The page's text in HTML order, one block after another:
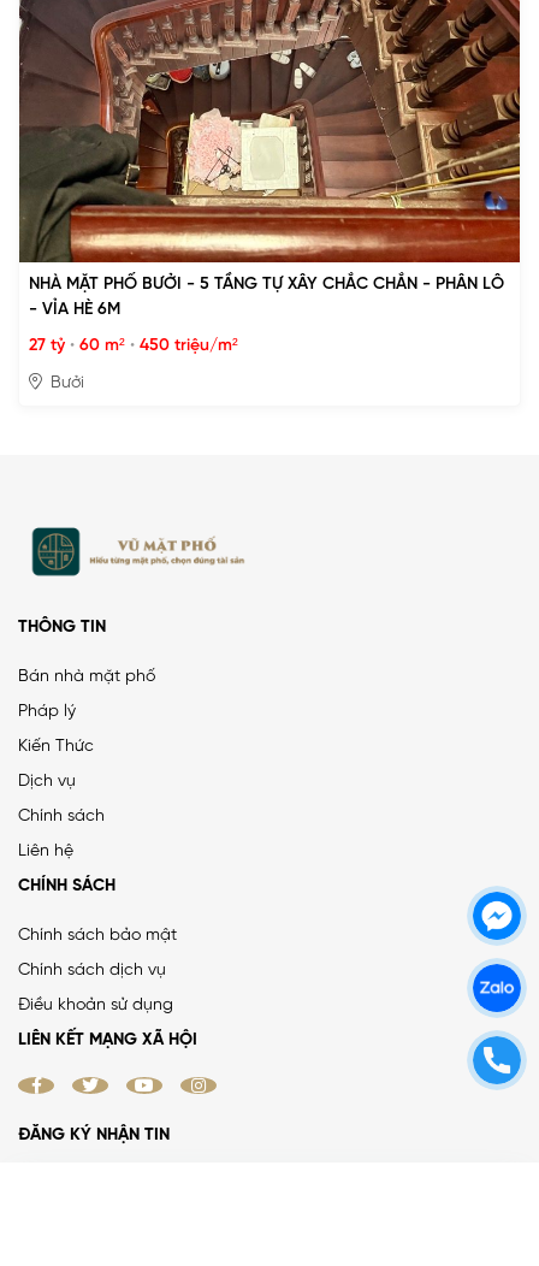
NHÀ MẶT PHỐ BƯỞI - 5 TẦNG TỰ XÂY CHẮC CHẮN - PHÂN LÔ
- VỈA HÈ 6M
27 tỷ • 60 m² • 450 triệu/m²
Bưởi
THÔNG TIN
Bán nhà mặt phố
Pháp lý
Kiến Thức
Dịch vụ
Chính sách
Liên hệ
CHÍNH SÁCH
Chính sách bảo mật
Chính sách dịch vụ
Điều khoản sử dụng
LIÊN KẾT MẠNG XÃ HỘI
ĐĂNG KÝ NHẬN TIN